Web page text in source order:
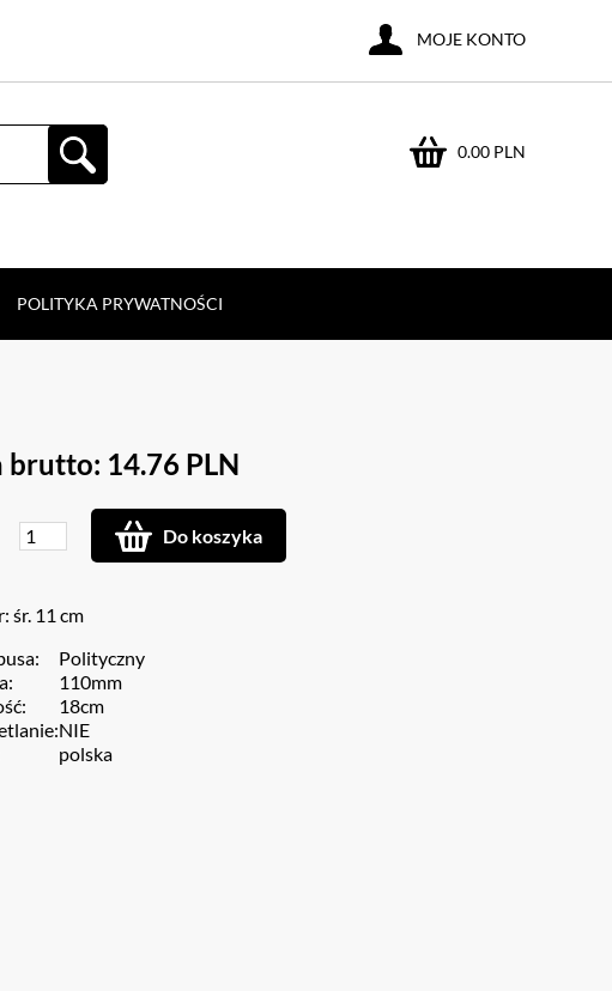
0.00 PLN
MOJE KONTO
POLITYKA PRYWATNOŚCI
brutto: 14.76 PLN
Do koszyka
śr. 11 cm
Polityczny
110mm
18cm
NIE
polska